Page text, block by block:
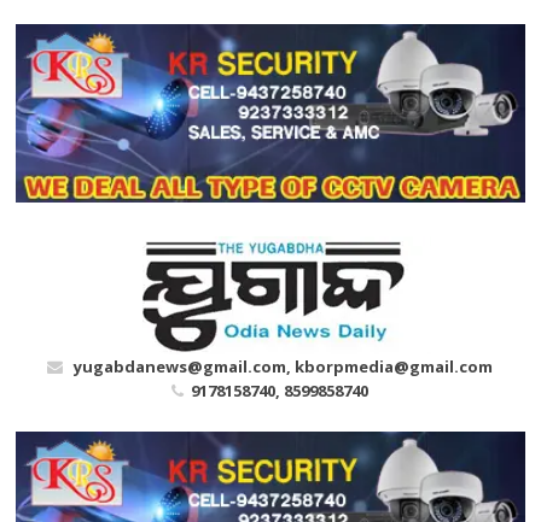
content
yugabdanews@gmail.com, kborpmedia@gmail.com
9178158740, 8599858740